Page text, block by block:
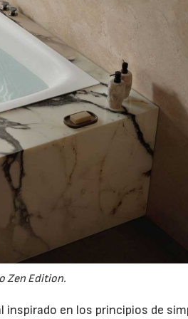
Zen Edition.
en los principios de